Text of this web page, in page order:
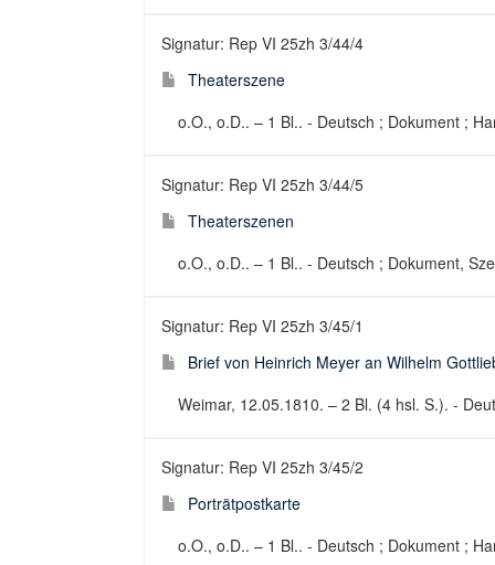
Signatur: Rep VI 25zh 3/44/4
Theaterszene
o.O., o.D.. – 1 Bl.. - Deutsch ; Dokument ;
Signatur: Rep VI 25zh 3/44/5
Theaterszenen
o.O., o.D.. – 1 Bl.. - Deutsch ; Dokument,
Signatur: Rep VI 25zh 3/45/1
Brief von Heinrich Meyer an Wilhelm
Weimar, 12.05.1810. – 2 Bl. (4 hsl. S.). -
Signatur: Rep VI 25zh 3/45/2
Porträtpostkarte
o.O., o.D.. – 1 Bl.. - Deutsch ; Dokument ;